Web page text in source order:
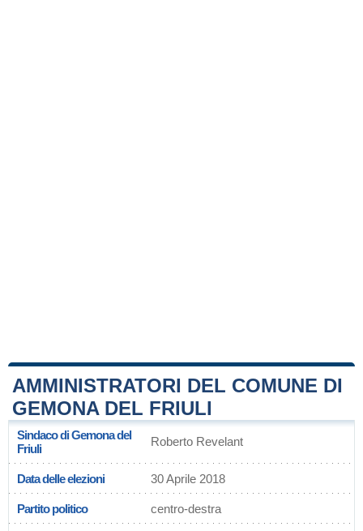
AMMINISTRATORI DEL COMUNE DI
GEMONA DEL FRIULI
Sindaco di Gemona del
Friuli
Roberto Revelant
Data delle elezioni 30 Aprile 2018
Partito politico centro-destra